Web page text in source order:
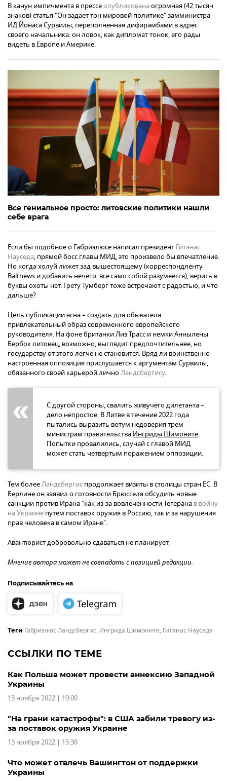
В канун импичмента в прессеопубликованаогромная (42 тысяч
знаков) статья "Он задает тон мировой политике" замминистра
ИД Йонаса Сурвилы, переполненная дифирамбами в адрес
своего начальника: он ловок, как дипломат тонок, его рады
видеть в Европе и Америке.
Все гениальное просто: литовские политики нашли
себе врага
Если бы подобное о Габриэлюсе написал президент Гитанас
Науседа, прямой босс главы МИД, это произвело бы впечатление.
Но когда холуй лижет зад вышестоящему (корреспондленту
Baltnews и добавить нечего, все само собой разумеется), верить в
буквы охоты нет. Грету Тумберг тоже встречают с радостью, и что
дальше?
Цель публикации ясна – создать для обывателя
привлекательный образ современного европейского
руководителя. На фоне британки Лиз Трасс и немки Аннылены
Бербок литовец, возможно, выглядит предпочтительнее, но
государству от этого легче не становится. Вряд ли воинственно
настроенная оппозиция прислушается к аргументам Сурвилы,
обязанного своей карьерой личноЛандсбергису.
С другой стороны, свалить живучего дилетанта –
дело непростое. В Литве в течение 2022 года
пытались выразить вотум недоверия трем
министрам правительства Ингриды Шимоните.
Попытки провалились, случай с главой МИД
может стать четвертым поражением оппозиции.
Тем болееЛандсбергис продолжает визиты в столицы стран ЕС. В
Берлине он заявил о готовности Брюсселя обсудить новые
санкции против Ирана "как из-за вовлеченности Тегерана в войну
на Украине путем поставок оружия в Россию, так и за нарушения
прав человека в самом Иране".
Авантюрист добровольно сдаваться не планирует.
Мнение автора может не совпадать с позицией редакции.
Подписывайтесь на
Теги Габриэлюс Ландсбергис, Ингрида Шимоните, Гитанас Науседа
ССЫЛКИ ПО ТЕМЕ
Как Польша может провести аннексию Западной
Украины
13 ноября 2022 | 19:00
"На грани катастрофы": в США забили тревогу из-
за поставок оружия Украине
13 ноября 2022 | 15:38
Что может отвлечь Вашингтон от поддержки
Украины